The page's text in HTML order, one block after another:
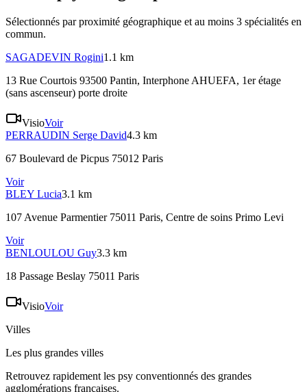
Sélectionnés par proximité géographique et au moins 3 spécialités en
commun.
SAGADEVIN Rogini1.1 km
13 Rue Courtois 93500 Pantin, Interphone AHUEFA, 1er étage
(sans ascenseur) porte droite
VisioVoir
PERRAUDIN Serge David4.3 km
67 Boulevard de Picpus 75012 Paris
Voir
BLEY Lucia3.1 km
107 Avenue Parmentier 75011 Paris, Centre de soins Primo Levi
Voir
BENLOULOU Guy3.3 km
18 Passage Beslay 75011 Paris
VisioVoir
Villes
Les plus grandes villes
Retrouvez rapidement les psy conventionnés des grandes
agglomérations françaises.